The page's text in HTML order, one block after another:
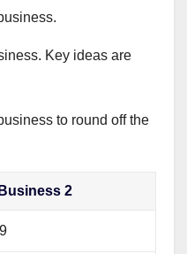
Key ideas are
to round off the
Business 2
9